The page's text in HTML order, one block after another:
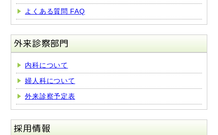
よくある質問 FAQ
外来診察部門
内科について
婦人科について
外来診察予定表
採用情報